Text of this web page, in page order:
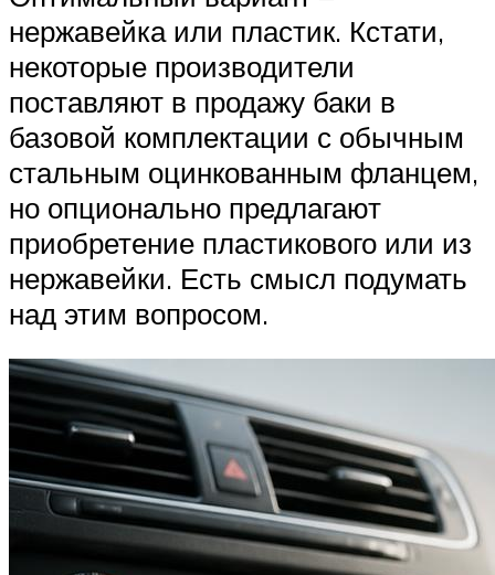
нержавейка или пластик. Кстати,
некоторые производители
поставляют в продажу баки в
базовой комплектации с обычным
стальным оцинкованным фланцем,
но опционально предлагают
приобретение пластикового или из
нержавейки. Есть смысл подумать
над этим вопросом.